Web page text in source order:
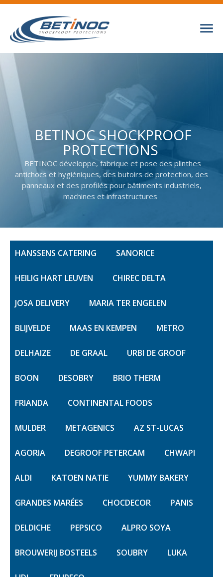
BETINOC SHOCKPROOF
PROTECTIONS
BETINOC développe, fabrique et pose des plinthes
antichocs et hygiéniques, des butoirs de protection, des
panneaux et des profilés pour bâtiments industriels,
machines et infrastructures
BETINOC SHOCKPROOF
PROTECTIONS
BETINOC développe, fabrique et pose des plinthes
antichocs et hygiéniques, des butoirs de protection, des
panneaux et des profilés pour bâtiments industriels,
machines et infrastructures
HANSSENS CATERING SANORICE
HEILIG HART LEUVEN CHIREC DELTA
JOSA DELIVERY MARIA TER ENGELEN
BLIJVELDE MAAS EN KEMPEN METRO
DELHAIZE DE GRAAL URBI DE GROOF
BOON DESOBRY BRIO THERM
FRIANDA CONTINENTAL FOODS
MULDER METAGENICS AZ ST-LUCAS
AGORIA DEGROOF PETERCAM CHWAPI
ALDI KATOEN NATIE YUMMY BAKERY
GRANDES MARÉES CHOCDECOR PANIS
DELDICHE PEPSICO ALPRO SOYA
BROUWERIJ BOSTEELS SOUBRY LUKA